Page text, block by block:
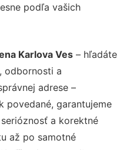
podľa vašich
Karlova Ves – hľadáte
odbornosti a
adrese –
povedané, garantujeme
a korektné
až po samotné